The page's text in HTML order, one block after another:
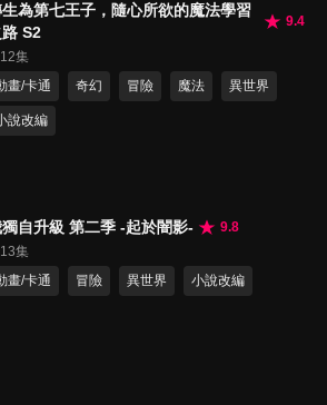
為第七王子，隨心所欲的魔法學習
路 S2
9.4
集
畫/卡通
奇幻 冒險 魔法 異世界
說改編
自升級 第二季 -起於闇影-
9.8
集
畫/卡通
冒險 異世界 小說改編